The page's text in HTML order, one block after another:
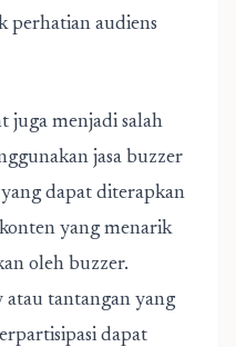
perhatian audiens
juga menjadi salah
jasa buzzer
dapat diterapkan
yang menarik
oleh buzzer.
atau tantangan yang
dapat